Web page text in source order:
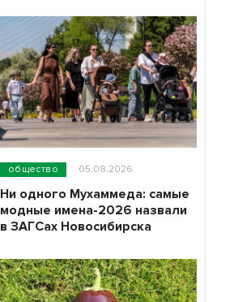
общество 05.08.2026
Ни одного Мухаммеда: самые
модные имена-2026 назвали
в ЗАГСах Новосибирска